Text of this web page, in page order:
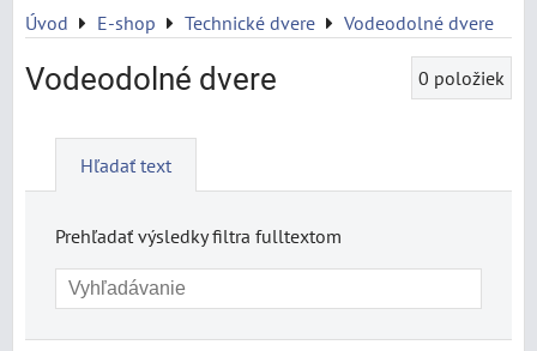
Úvod E-shop Technické dvere Vodeodolné dvere
Vodeodolné dvere 0 položiek
Hľadať text
Prehľadať výsledky filtra fulltextom